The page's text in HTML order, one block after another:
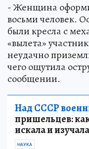
- Женщина
восьми человек.
были кресла с
«вылета»
неудачно
чего ощутила
сообщении.
Над СССР
пришельцев:
искала и
НАУКА